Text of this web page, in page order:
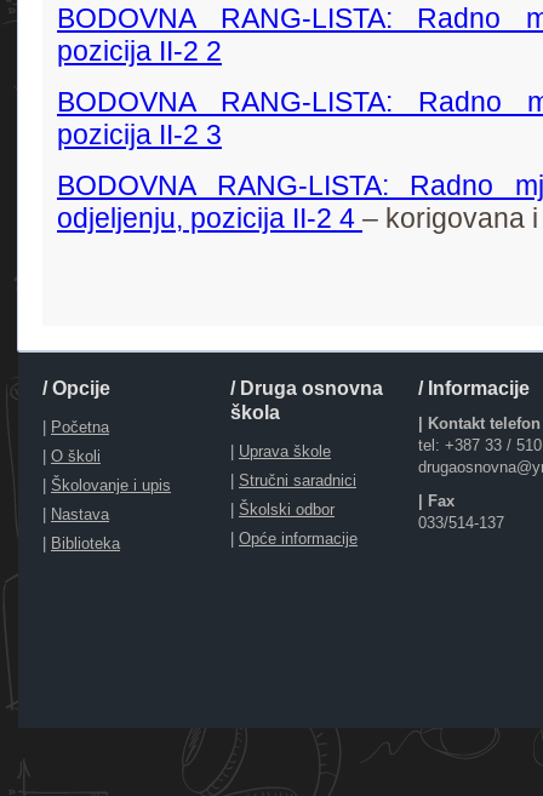
BODOVNA RANG-LISTA: Radno
pozicija II-2 2
BODOVNA RANG-LISTA: Radno
pozicija II-2 3
BODOVNA RANG-LISTA: Radno
odjeljenju, pozicija II-2 4 – korigovana
/ Opcije
Početna
O školi
Školovanje i upis
Nastava
Biblioteka
/ Druga osnovna
škola
Uprava škole
Stručni saradnici
Školski odbor
Opće informacije
/ Informacije
| Kontakt telefon
tel: +387 33 /
| Fax
033/514-137